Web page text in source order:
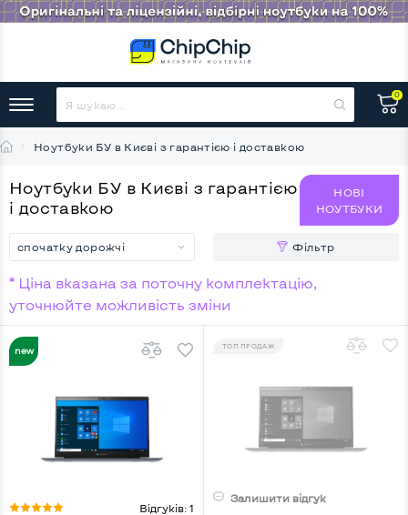
0
Ноутбуки БУ в Києві з гарантією і доставкою
Ноутбуки БУ в Києві з гарантією
і доставкою
НОВІ
НОУТБУКИ
спочатку дорожчі Фільтр
* Ціна вказана за поточну комплектацію,
уточнюйте можливість зміни
Відгуків: 1
ТОП ПРОДАЖ
Залишити відгук